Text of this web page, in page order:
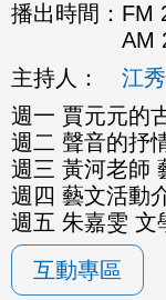
播出時間： FM
AM
主持人：
江
週一 賈元元的
週二 聲音的抒
週三 黃河老師
週四 藝文活動
週五 朱嘉雯 文
互動專區